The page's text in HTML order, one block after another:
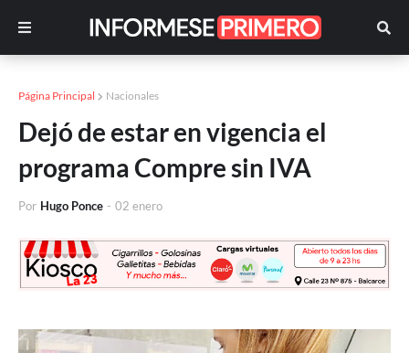
Página Principal Nacionales
Dejó de estar en vigencia el
programa Compre sin IVA
Por Hugo Ponce - 02 enero